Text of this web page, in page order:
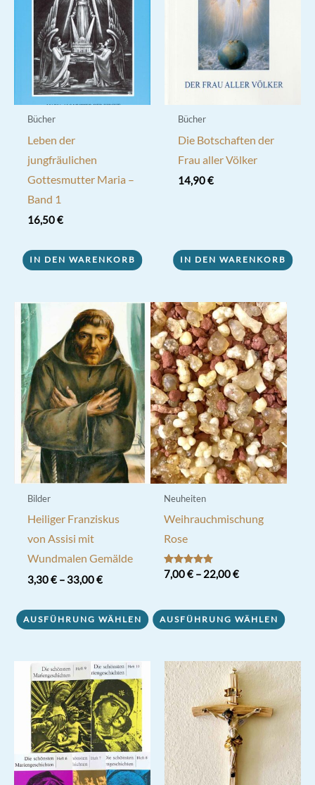
Bücher
Leben der
jungfräulichen
Gottesmutter Maria –
Band 1
16,50€
IN DEN WARENKORB
Bücher
Die Botschaften der
Frau aller Völker
14,90€
IN DEN WARENKORB
Bilder
Heiliger Franziskus
von Assisi mit
Wundmalen Gemälde
3,30€– 33,00€
AUSFÜHRUNG WÄHLEN
Produkt
mehrere
Varianten
auf.
Die
Optionen
können
auf
Neuheiten
Weihrauchmischung
Rose
Bewertet mit
5.00
7,00€– 22,00€
AUSFÜHRUNG WÄHLEN
Produkt
Varianten
auf.
Die
Optionen
können
auf